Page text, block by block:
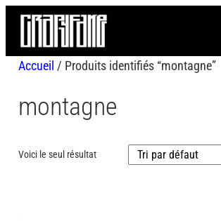
Aller
contenu
Accueil / Produits identifiés “montagne”
montagne
Voici le seul résultat